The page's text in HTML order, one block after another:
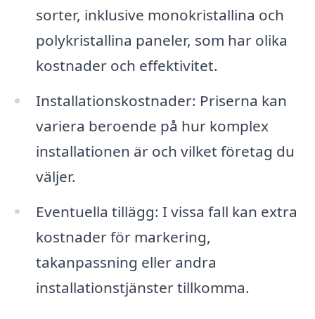
sorter, inklusive monokristallina och
polykristallina paneler, som har olika
kostnader och effektivitet.
Installationskostnader: Priserna kan
variera beroende på hur komplex
installationen är och vilket företag du
väljer.
Eventuella tillägg: I vissa fall kan extra
kostnader för markering,
takanpassning eller andra
installationstjänster tillkomma.